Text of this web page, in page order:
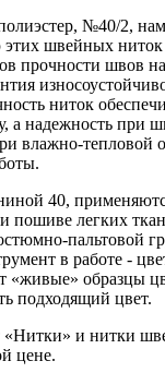
№40/2,
швейных ниток
прочности швов
ниток
а надежность при
влажно-тепловой
40,
пошиве легких
пальтовой
в работе -
«живые» образцы
подходящий цвет.
«Нитки» и нитки
цене.